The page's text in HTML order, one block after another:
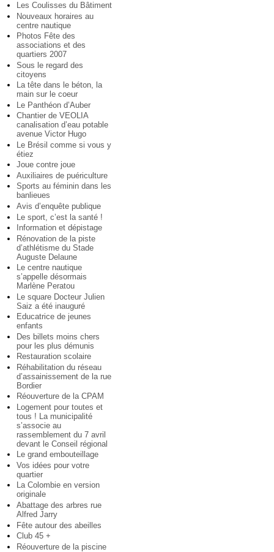
Les Coulisses du Bâtiment
Nouveaux horaires au
centre nautique
Photos Fête des
associations et des
quartiers 2007
Sous le regard des
citoyens
La tête dans le béton, la
main sur le coeur
Le Panthéon d’Auber
Chantier de VEOLIA
canalisation d’eau potable
avenue Victor Hugo
Le Brésil comme si vous y
étiez
Joue contre joue
Auxiliaires de puériculture
Sports au féminin dans les
banlieues
Avis d’enquête publique
Le sport, c’est la santé !
Information et dépistage
Rénovation de la piste
d’athlétisme du Stade
Auguste Delaune
Le centre nautique
s’appelle désormais
Marlène Peratou
Le square Docteur Julien
Saiz a été inauguré
Educatrice de jeunes
enfants
Des billets moins chers
pour les plus démunis
Restauration scolaire
Réhabilitation du réseau
d’assainissement de la rue
Bordier
Réouverture de la CPAM
Logement pour toutes et
tous ! La municipalité
s’associe au
rassemblement du 7 avril
devant le Conseil régional
Le grand embouteillage
Vos idées pour votre
quartier
La Colombie en version
originale
Abattage des arbres rue
Alfred Jarry
Fête autour des abeilles
Club 45 +
Réouverture de la piscine